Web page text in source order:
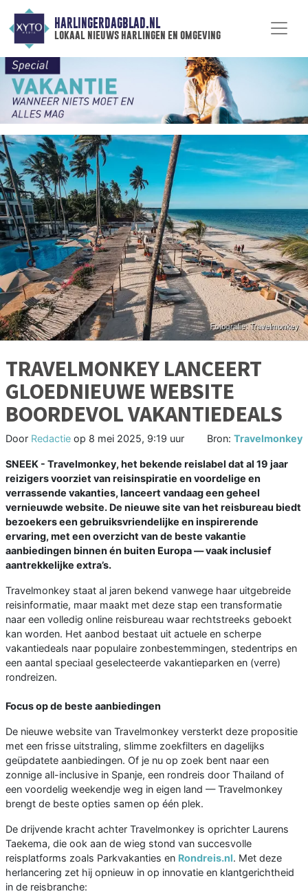
HARLINGERDAGBLAD.NL
lokaal nieuws harlingen en omgeving
TRAVELMONKEY LANCEERT
GLOEDNIEUWE WEBSITE
BOORDEVOL VAKANTIEDEALS
Door Redactie op 8 mei 2025, 9:19 uur Bron: Travelmonkey
SNEEK - Travelmonkey, het bekende reislabel dat al 19 jaar
reizigers voorziet van reisinspiratie en voordelige en
verrassende vakanties, lanceert vandaag een geheel
vernieuwde website. De nieuwe site van het reisbureau biedt
bezoekers een gebruiksvriendelijke en inspirerende
ervaring, met een overzicht van de beste vakantie
aanbiedingen binnen én buiten Europa — vaak inclusief
aantrekkelijke extra’s.
Travelmonkey staat al jaren bekend vanwege haar uitgebreide
reisinformatie, maar maakt met deze stap een transformatie
naar een volledig online reisbureau waar rechtstreeks geboekt
kan worden. Het aanbod bestaat uit actuele en scherpe
vakantiedeals naar populaire zonbestemmingen, stedentrips en
een aantal speciaal geselecteerde vakantieparken en (verre)
rondreizen.
Focus op de beste aanbiedingen
De nieuwe website van Travelmonkey versterkt deze propositie
met een frisse uitstraling, slimme zoekfilters en dagelijks
geüpdatete aanbiedingen. Of je nu op zoek bent naar een
zonnige all-inclusive in Spanje, een rondreis door Thailand of
een voordelig weekendje weg in eigen land — Travelmonkey
brengt de beste opties samen op één plek.
De drijvende kracht achter Travelmonkey is oprichter Laurens
Taekema, die ook aan de wieg stond van succesvolle
reisplatforms zoals Parkvakanties en Rondreis.nl. Met deze
herlancering zet hij opnieuw in op innovatie en klantgerichtheid
in de reisbranche: